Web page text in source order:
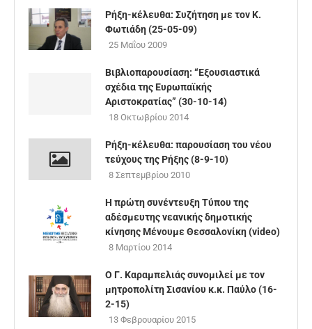
Ρήξη-κέλευθα: Συζήτηση με τον Κ.
Φωτιάδη (25-05-09)
25 Μαΐου 2009
Βιβλιοπαρουσίαση: “Εξουσιαστικά
σχέδια της Ευρωπαϊκής
Αριστοκρατίας” (30-10-14)
18 Οκτωβρίου 2014
Ρήξη-κέλευθα: παρουσίαση του νέου
τεύχους της Ρήξης (8-9-10)
8 Σεπτεμβρίου 2010
Η πρώτη συνέντευξη Tύπου της
αδέσμευτης νεανικής δημοτικής
κίνησης Μένουμε Θεσσαλονίκη (video)
8 Μαρτίου 2014
Ο Γ. Καραμπελιάς συνομιλεί με τον
μητροπολίτη Σισανίου κ.κ. Παύλο (16-
2-15)
13 Φεβρουαρίου 2015